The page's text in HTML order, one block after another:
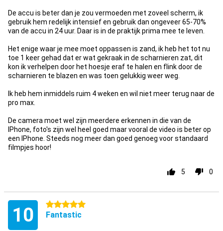
De accu is beter dan je zou vermoeden met zoveel scherm, ik
gebruik hem redelijk intensief en gebruik dan ongeveer 65-70%
van de accu in 24 uur. Daar is in de praktijk prima mee te leven.
Het enige waar je mee moet oppassen is zand, ik heb het tot nu
toe 1 keer gehad dat er wat gekraak in de scharnieren zat, dit
kon ik verhelpen door het hoesje eraf te halen en flink door de
scharnieren te blazen en was toen gelukkig weer weg.
Ik heb hem inmiddels ruim 4 weken en wil niet meer terug naar de
pro max.
De camera moet wel zijn meerdere erkennen in die van de
IPhone, foto's zijn wel heel goed maar vooral de video is beter op
een IPhone. Steeds nog meer dan goed genoeg voor standaard
filmpjes hoor!
5 0
10 5 stars
Fantastic